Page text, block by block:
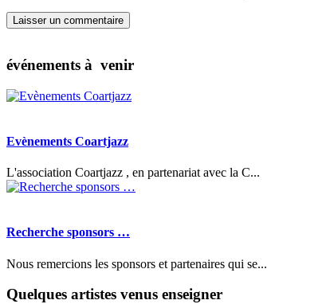
événements à venir
Evènements Coartjazz
L'association Coartjazz , en partenariat avec la C...
Recherche sponsors …
Nous remercions les sponsors et partenaires qui se...
Quelques artistes venus enseigner